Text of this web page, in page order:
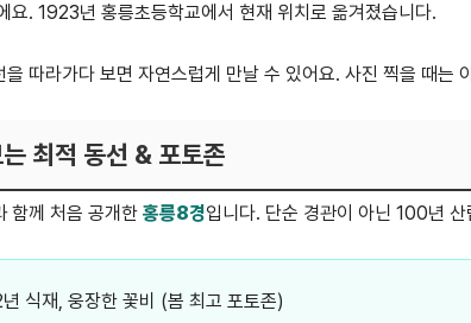
요. 1923년 홍릉초등학교에서 현재 위치로 옮겨졌습니다.
따라가다 보면 자연스럽게 만날 수 있어요. 사진 찍을 때는
최적 동선 & 포토존
함께 처음 공개한 홍릉8경입니다. 단순 경관이 아닌 100년
식재, 웅장한 꽃비 (봄 최고 포토존)